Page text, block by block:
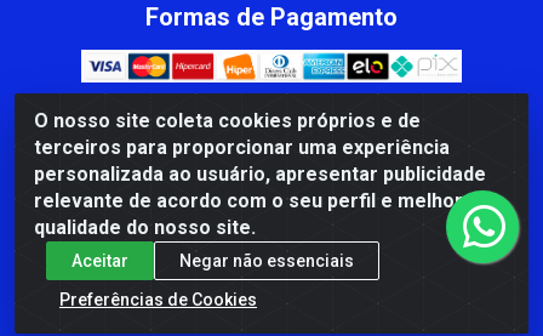
O nosso site coleta cookies próprios e de
terceiros para proporcionar uma experiência
personalizada ao usuário, apresentar publicidade
relevante de acordo com o seu perfil e melhorar a
qualidade do nosso site.
Aceitar
Negar não essenciais
Preferências de Cookies
Formas de Pagamento
CBP MACEDO COMERCIO PEÇAS LTDA Matriz - av Mauro
Miranda Madureira, 1249 - Coramara , Cachoeiro de
Itapemirim/ES - CEP 29.311-310 - CNPJ 00.502.680/0001-41